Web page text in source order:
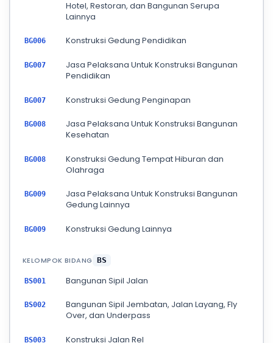
Hotel, Restoran, dan Bangunan Serupa
Lainnya
BG006 Konstruksi Gedung Pendidikan
BG007
Jasa Pelaksana Untuk Konstruksi Bangunan
Pendidikan
BG007 Konstruksi Gedung Penginapan
BG008
Jasa Pelaksana Untuk Konstruksi Bangunan
Kesehatan
BG008
Konstruksi Gedung Tempat Hiburan dan
Olahraga
BG009
Jasa Pelaksana Untuk Konstruksi Bangunan
Gedung Lainnya
BG009 Konstruksi Gedung Lainnya
KELOMPOK BIDANG BS
BS001 Bangunan Sipil Jalan
BS002
Bangunan Sipil Jembatan, Jalan Layang, Fly
Over, dan Underpass
BS003 Konstruksi Jalan Rel